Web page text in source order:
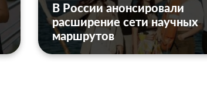
В России анонсировали
расширение сети научных
маршрутов